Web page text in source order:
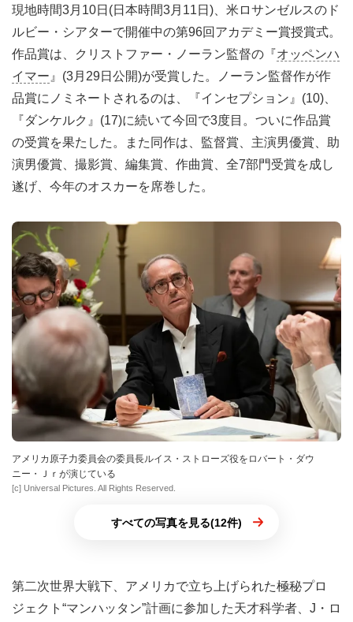
現地時間3月10日(日本時間3月11日)、米ロサンゼルスのド
ルビー・シアターで開催中の第96回アカデミー賞授賞式。
作品賞は、クリストファー・ノーラン監督の『オッペンハ
イマー 』(3月29日公開)が受賞した。ノーラン監督作が作
品賞にノミネートされるのは、『インセプション』(10)、
『ダンケルク』(17)に続いて今回で3度目。ついに作品賞
の受賞を果たした。また同作は、監督賞、主演男優賞、助
演男優賞、撮影賞、編集賞、作曲賞、全7部門受賞を成し
遂げ、今年のオスカーを席巻した。
アメリカ原子力委員会の委員長ルイス・ストローズ役をロバート・ダウ
ニー・Ｊｒが演じている
[c] Universal Pictures. All Rights Reserved.
すべての写真を見る(12件)
第二次世界大戦下、アメリカで立ち上げられた極秘プロ
ジェクト“マンハッタン”計画に参加した天才科学者、J・ロ